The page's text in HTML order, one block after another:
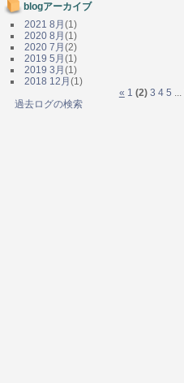
blogアーカイブ
2021 8月 (1)
2020 8月 (1)
2020 7月 (2)
2019 5月 (1)
2019 3月 (1)
2018 12月 (1)
« 1 (2) 3 4 5 ...
過去ログの検索